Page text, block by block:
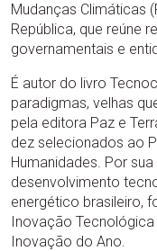
Mudanças Climáticas
República, que reúne
governamentais e
É autor do livro
paradigmas, velhas
pela editora Paz e
dez selecionados ao
Humanidades. Por
desenvolvimento
energético brasileiro,
Inovação
Inovação do Ano.